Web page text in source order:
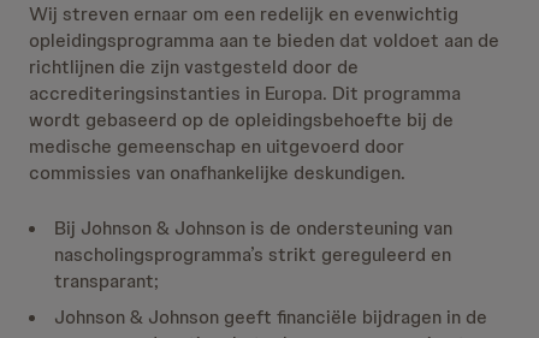
Wij streven ernaar om een redelijk en evenwichtig
opleidingsprogramma aan te bieden dat voldoet aan de
richtlijnen die zijn vastgesteld door de
accrediteringsinstanties in Europa. Dit programma
wordt gebaseerd op de opleidingsbehoefte bij de
medische gemeenschap en uitgevoerd door
commissies van onafhankelijke deskundigen.
Bij Johnson & Johnson is de ondersteuning van
nascholingsprogramma’s strikt gereguleerd en
transparant;
Johnson & Johnson geeft financiële bijdragen in de